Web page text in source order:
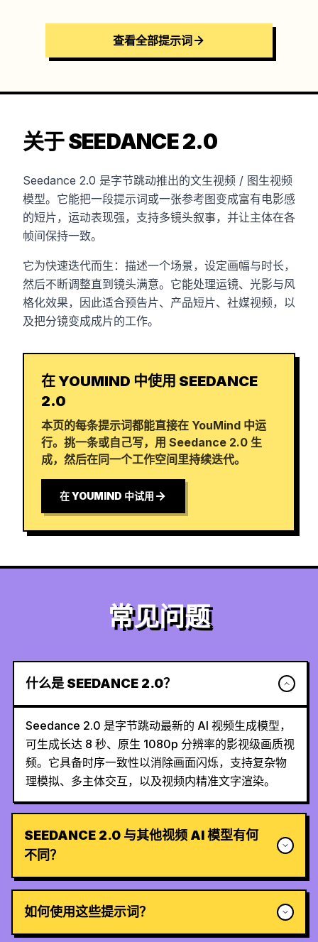
查看全部提示词
关于 SEEDANCE 2.0
Seedance 2.0 是字节跳动推出的文生视频 / 图生视频
模型。它能把一段提示词或一张参考图变成富有电影感
的短片，运动表现强，支持多镜头叙事，并让主体在各
帧间保持一致。
它为快速迭代而生：描述一个场景，设定画幅与时长，
然后不断调整直到镜头满意。它能处理运镜、光影与风
格化效果，因此适合预告片、产品短片、社媒视频，以
及把分镜变成成片的工作。
在 YOUMIND 中使用 SEEDANCE
2.0
本页的每条提示词都能直接在 YouMind 中运
行。挑一条或自己写，用 Seedance 2.0 生
成，然后在同一个工作空间里持续迭代。
在 YOUMIND 中试用
常见问题
什么是 SEEDANCE 2.0？
Seedance 2.0 是字节跳动最新的 AI 视频生成模型，
可生成长达 8 秒、原生 1080p 分辨率的影视级画质视
频。它具备时序一致性以消除画面闪烁，支持复杂物
理模拟、多主体交互，以及视频内精准文字渲染。
SEEDANCE 2.0 与其他视频 AI 模型有何
不同？
如何使用这些提示词？